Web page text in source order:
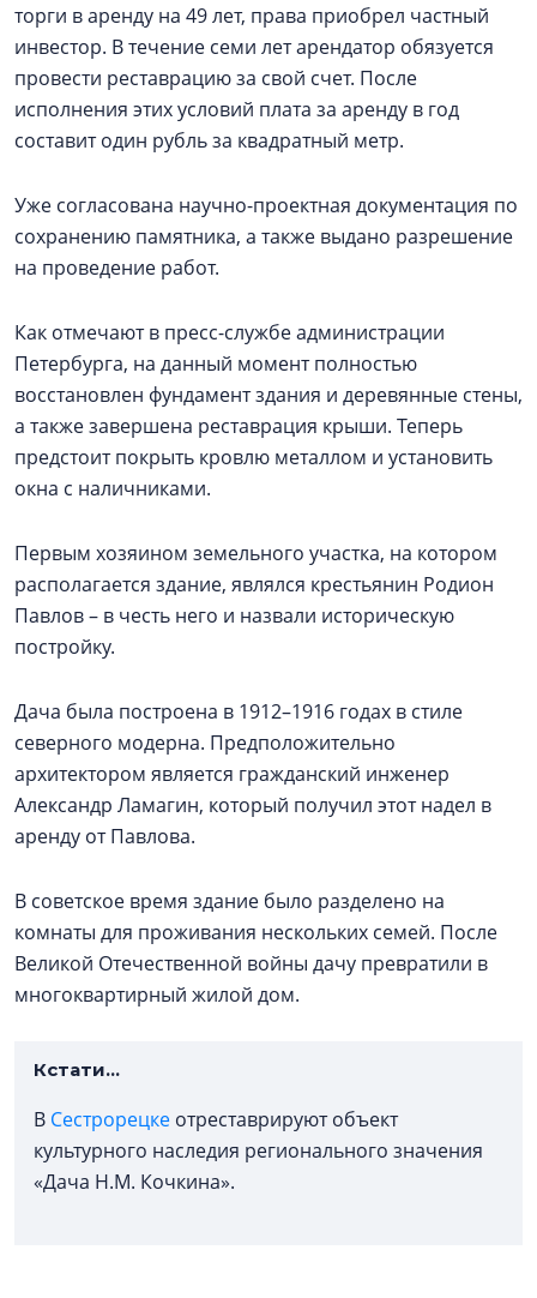
торги в аренду на 49 лет, права приобрел частный
инвестор. В течение семи лет арендатор обязуется
провести реставрацию за свой счет. После
исполнения этих условий плата за аренду в год
составит один рубль за квадратный метр.
Уже согласована научно-проектная документация по
сохранению памятника, а также выдано разрешение
на проведение работ.
Как отмечают в пресс-службе администрации
Петербурга, на данный момент полностью
восстановлен фундамент здания и деревянные стены,
а также завершена реставрация крыши. Теперь
предстоит покрыть кровлю металлом и установить
окна с наличниками.
Первым хозяином земельного участка, на котором
располагается здание, являлся крестьянин Родион
Павлов – в честь него и назвали историческую
постройку.
Дача была построена в 1912–1916 годах в стиле
северного модерна. Предположительно
архитектором является гражданский инженер
Александр Ламагин, который получил этот надел в
аренду от Павлова.
В советское время здание было разделено на
комнаты для проживания нескольких семей. После
Великой Отечественной войны дачу превратили в
многоквартирный жилой дом.
Кстати...
В Сестрорецке отреставрируют объект
культурного наследия регионального значения
«Дача Н.М. Кочкина».